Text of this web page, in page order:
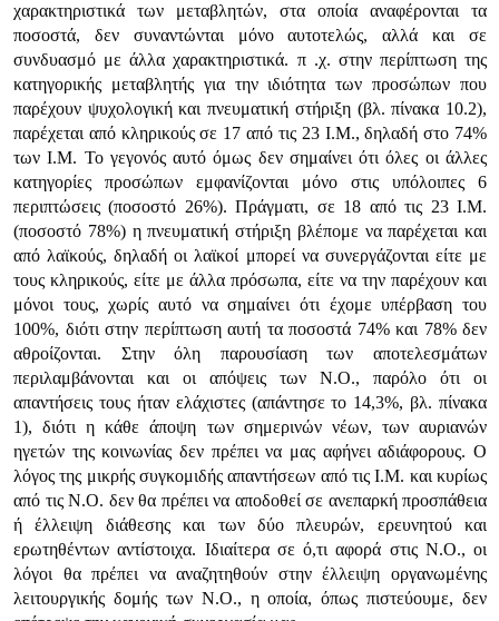
χαρακτηριστικά των μεταβλητών, στα οποία αναφέρονται τα
ποσοστά, δεν συναντώνται μόνο αυτοτελώς, αλλά και σε
συνδυασμό με άλλα χαρακτηριστικά. π .χ. στην περίπτωση της
κατηγορικής μεταβλητής για την ιδιότητα των προσώπων που
παρέχουν ψυχολογική και πνευματική στήριξη (βλ. πίνακα 10.2),
παρέχεται από κληρικούς σε 17 από τις 23 Ι.Μ., δηλαδή στο 74%
των Ι.Μ. Το γεγονός αυτό όμως δεν σημαίνει ότι όλες οι άλλες
κατηγορίες προσώπων εμφανίζονται μόνο στις υπόλοιπες 6
περιπτώσεις (ποσοστό 26%). Πράγματι, σε 18 από τις 23 Ι.Μ.
(ποσοστό 78%) η πνευματική στήριξη βλέπομε να παρέχεται και
από λαϊκούς, δηλαδή οι λαϊκοί μπορεί να συνεργάζονται είτε με
τους κληρικούς, είτε με άλλα πρόσωπα, είτε να την παρέχουν και
μόνοι τους, χωρίς αυτό να σημαίνει ότι έχομε υπέρβαση του
100%, διότι στην περίπτωση αυτή τα ποσοστά 74% και 78% δεν
αθροίζονται. Στην όλη παρουσίαση των αποτελεσμάτων
περιλαμβάνονται και οι απόψεις των Ν.Ο., παρόλο ότι οι
απαντήσεις τους ήταν ελάχιστες (απάντησε το 14,3%, βλ. πίνακα
1), διότι η κάθε άποψη των σημερινών νέων, των αυριανών
ηγετών της κοινωνίας δεν πρέπει να μας αφήνει αδιάφορους. Ο
λόγος της μικρής συγκομιδής απαντήσεων από τις Ι.Μ. και κυρίως
από τις Ν.Ο. δεν θα πρέπει να αποδοθεί σε ανεπαρκή προσπάθεια
ή έλλειψη διάθεσης και των δύο πλευρών, ερευνητού και
ερωτηθέντων αντίστοιχα. Ιδιαίτερα σε ό,τι αφορά στις Ν.Ο., οι
λόγοι θα πρέπει να αναζητηθούν στην έλλειψη οργανωμένης
λειτουργικής δομής των Ν.Ο., η οποία, όπως πιστεύουμε, δεν